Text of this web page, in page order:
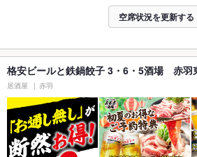
空席状況を更新する
格安ビールと鉄鍋餃子 3・6・5酒場 赤羽
居酒屋 赤羽